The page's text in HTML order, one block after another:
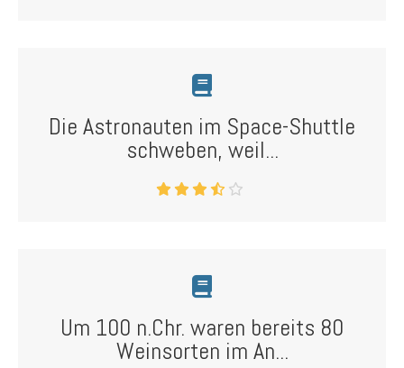
Die Astronauten im Space-Shuttle
schweben, weil...
Um 100 n.Chr. waren bereits 80
Weinsorten im An...